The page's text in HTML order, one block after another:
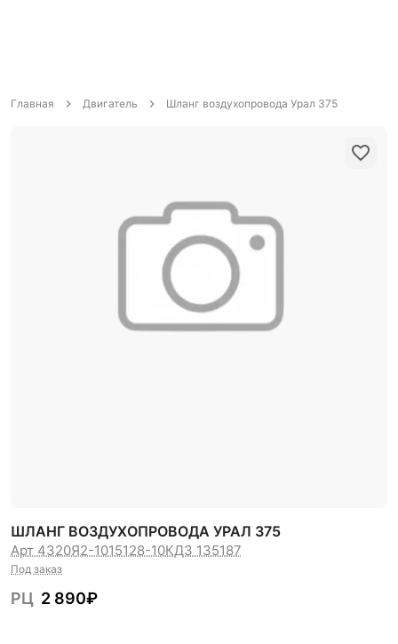
Главная Двигатель Шланг воздухопровода Урал 375
ШЛАНГ ВОЗДУХОПРОВОДА УРАЛ 375
Арт 4320Я2-1015128-10КДЗ 135187
Под заказ
РЦ 2 890₽